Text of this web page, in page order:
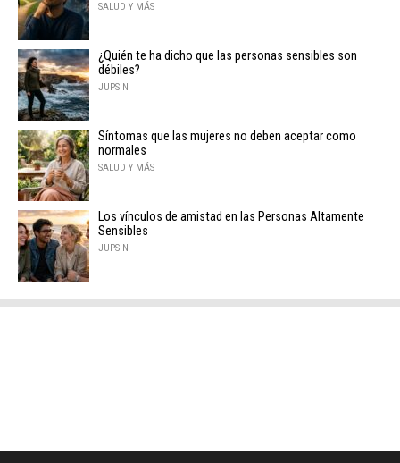
SALUD Y MÁS
¿Quién te ha dicho que las personas sensibles son
débiles?
JUPSIN
Síntomas que las mujeres no deben aceptar como
normales
SALUD Y MÁS
Los vínculos de amistad en las Personas Altamente
Sensibles
JUPSIN